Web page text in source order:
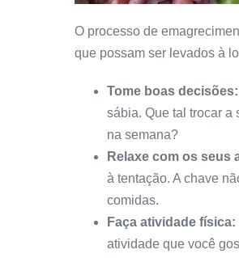
O processo de
que possam ser levados à
Tome boas decisões:
sábia. Que tal trocar a
na semana?
Relaxe com os seus
à tentação. A chave
comidas.
Faça atividade física:
atividade que você